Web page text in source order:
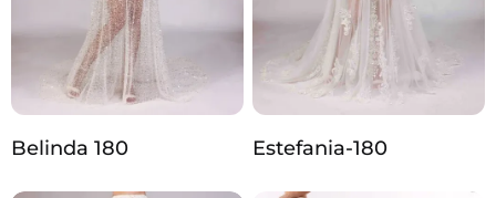
Belinda 180 Estefania-180